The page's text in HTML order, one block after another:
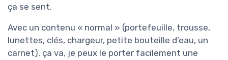
ça se sent.
Avec un contenu « normal » (portefeuille, trousse,
lunettes, clés, chargeur, petite bouteille d’eau, un
carnet), ça va, je peux le porter facilement une